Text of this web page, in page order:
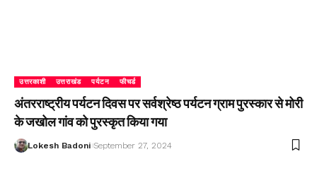
उत्तरकाशी उत्तराखंड पर्यटन फीचर्ड
अंतरराष्ट्रीय पर्यटन दिवस पर सर्वश्रेष्ठ पर्यटन ग्राम पुरस्कार से मोरी
के जखोल गांव को पुरस्कृत किया गया
Lokesh Badoni September 27, 2024